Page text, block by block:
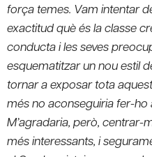
força temes. Vam intentar
exactitud què és la classe
conducta i les seves
esquematitzar un nou estil
tornar a exposar tota
més no aconseguiria fer-
M’agradaria, però, centrar-
més interessants, i